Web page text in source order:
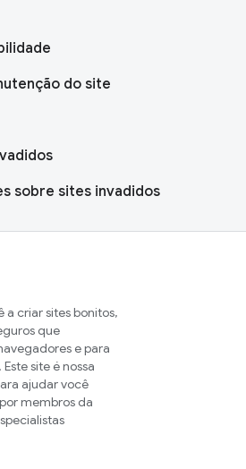
do site
sobre sites invadidos
a criar sites bonitos,
que
e para
site é nossa
ajudar você
membros da